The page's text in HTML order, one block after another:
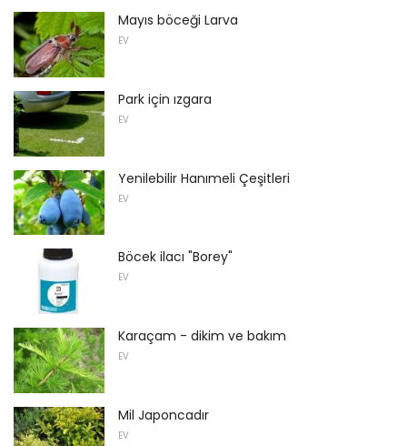
Mayıs böceği Larva
EV
Park için ızgara
EV
Yenilebilir Hanımeli Çeşitleri
EV
Böcek ilacı "Borey"
EV
Karaçam - dikim ve bakım
EV
Mil Japoncadır
EV